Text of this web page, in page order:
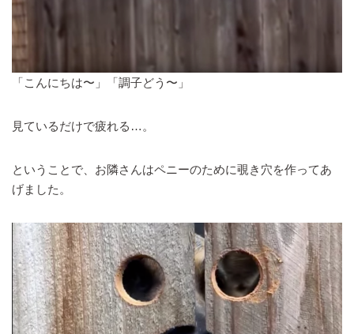
「こんにちは〜」「調子どう〜」
見ているだけで疲れる…。
ということで、お隣さんはペニーのために覗き穴を作ってあ
げました。